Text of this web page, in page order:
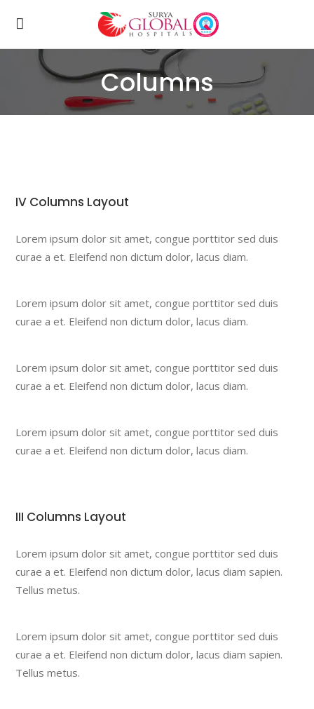
Columns
IV Columns Layout
Lorem ipsum dolor sit amet, congue porttitor sed duis
curae a et. Eleifend non dictum dolor, lacus diam.
Lorem ipsum dolor sit amet, congue porttitor sed duis
curae a et. Eleifend non dictum dolor, lacus diam.
Lorem ipsum dolor sit amet, congue porttitor sed duis
curae a et. Eleifend non dictum dolor, lacus diam.
Lorem ipsum dolor sit amet, congue porttitor sed duis
curae a et. Eleifend non dictum dolor, lacus diam.
III Columns Layout
Lorem ipsum dolor sit amet, congue porttitor sed duis
curae a et. Eleifend non dictum dolor, lacus diam sapien.
Tellus metus.
Lorem ipsum dolor sit amet, congue porttitor sed duis
curae a et. Eleifend non dictum dolor, lacus diam sapien.
Tellus metus.